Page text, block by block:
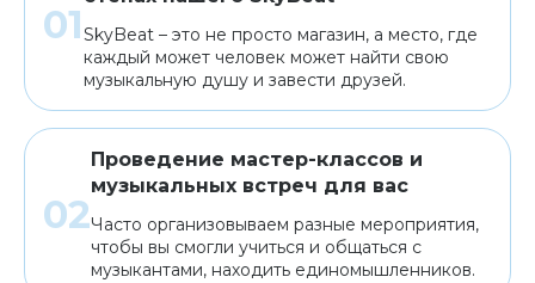
SkyBeat – это не просто магазин, а место, где
каждый может человек может найти свою
музыкальную душу и завести друзей.
Проведение мастер-классов и
музыкальных встреч для вас
Часто организовываем разные мероприятия,
чтобы вы смогли учиться и общаться с
музыкантами, находить единомышленников.